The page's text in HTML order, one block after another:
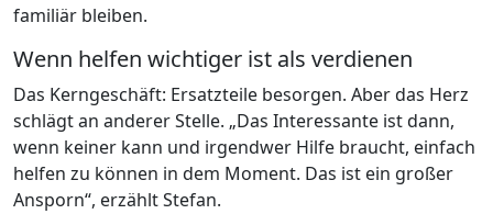
familiär bleiben.
Wenn helfen wichtiger ist als verdienen
Das Kerngeschäft: Ersatzteile besorgen. Aber das Herz
schlägt an anderer Stelle. „Das Interessante ist dann,
wenn keiner kann und irgendwer Hilfe braucht, einfach
helfen zu können in dem Moment. Das ist ein großer
Ansporn“, erzählt Stefan.